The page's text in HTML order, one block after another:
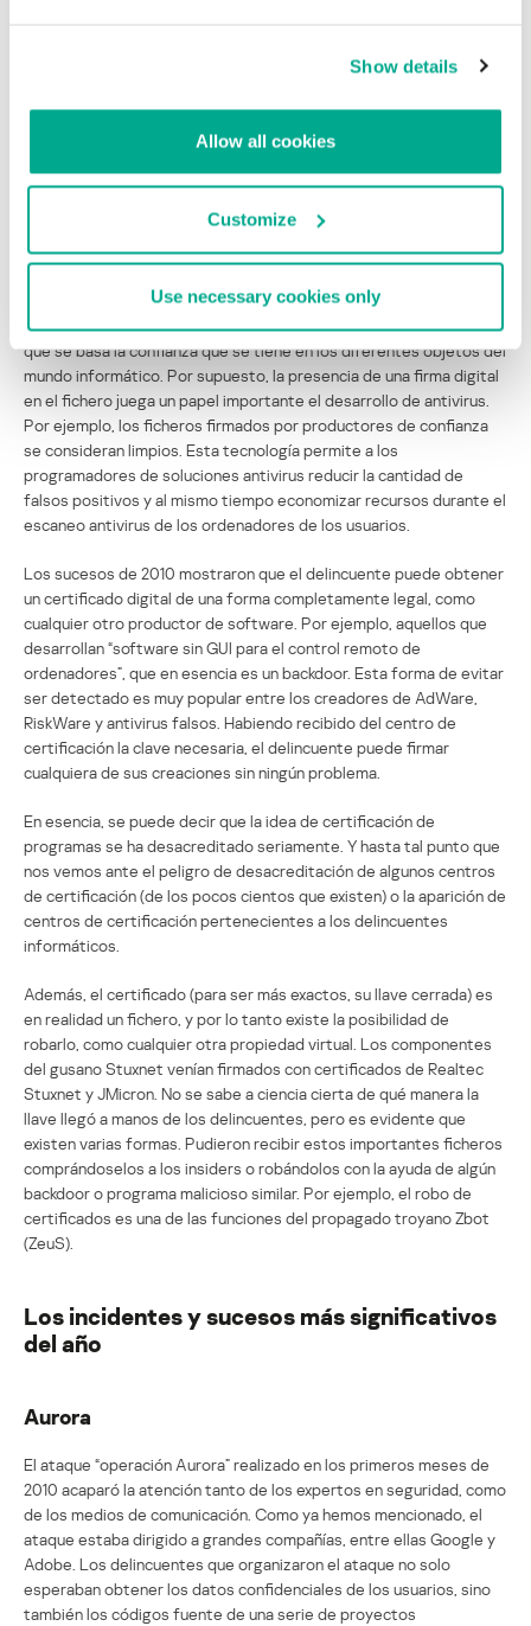
Show details
Allow all cookies
Customize
Use necessary cookies only
estaban dirigidos a los controladores lógicos programables (PLC)
verdadero sabotaje cibernético contra la industria, capaz de
provocar graves daños físicos. La existencia de una frontera entre
desafíos completamente nuevos, que tendremos que resolver en
Los certificados y firmas digitales son uno de los fundamentos en
que se basa la confianza que se tiene en los diferentes objetos del
mundo informático. Por supuesto, la presencia de una firma digital
en el fichero juega un papel importante el desarrollo de antivirus.
Por ejemplo, los ficheros firmados por productores de confianza
se consideran limpios. Esta tecnología permite a los
programadores de soluciones antivirus reducir la cantidad de
falsos positivos y al mismo tiempo economizar recursos durante el
escaneo antivirus de los ordenadores de los usuarios.
Los sucesos de 2010 mostraron que el delincuente puede obtener
un certificado digital de una forma completamente legal, como
cualquier otro productor de software. Por ejemplo, aquellos que
desarrollan “software sin GUI para el control remoto de
ordenadores”, que en esencia es un backdoor. Esta forma de evitar
ser detectado es muy popular entre los creadores de AdWare,
RiskWare y antivirus falsos. Habiendo recibido del centro de
certificación la clave necesaria, el delincuente puede firmar
cualquiera de sus creaciones sin ningún problema.
En esencia, se puede decir que la idea de certificación de
programas se ha desacreditado seriamente. Y hasta tal punto que
nos vemos ante el peligro de desacreditación de algunos centros
de certificación (de los pocos cientos que existen) o la aparición de
centros de certificación pertenecientes a los delincuentes
informáticos.
Además, el certificado (para ser más exactos, su llave cerrada) es
en realidad un fichero, y por lo tanto existe la posibilidad de
robarlo, como cualquier otra propiedad virtual. Los componentes
del gusano Stuxnet venían firmados con certificados de Realtec
Stuxnet y JMicron. No se sabe a ciencia cierta de qué manera la
llave llegó a manos de los delincuentes, pero es evidente que
existen varias formas. Pudieron recibir estos importantes ficheros
comprándoselos a los insiders o robándolos con la ayuda de algún
backdoor o programa malicioso similar. Por ejemplo, el robo de
certificados es una de las funciones del propagado troyano Zbot
(ZeuS).
Los incidentes y sucesos más significativos
del año
Aurora
El ataque “operación Aurora” realizado en los primeros meses de
2010 acaparó la atención tanto de los expertos en seguridad, como
de los medios de comunicación. Como ya hemos mencionado, el
ataque estaba dirigido a grandes compañías, entre ellas Google y
Adobe. Los delincuentes que organizaron el ataque no solo
esperaban obtener los datos confidenciales de los usuarios, sino
también los códigos fuente de una serie de proyectos